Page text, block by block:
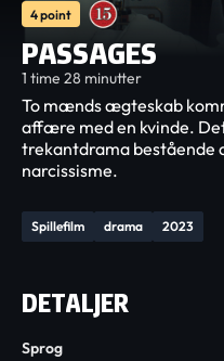
4 point
PASSAGES
1 time 28 minutter
Spillefilm drama 2023
To mænds ægteskab
affære med en kvinde.
trekantdrama bestående
narcissisme.
DETALJER
Sprog